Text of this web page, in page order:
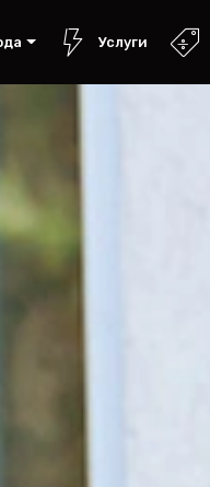
Услуги